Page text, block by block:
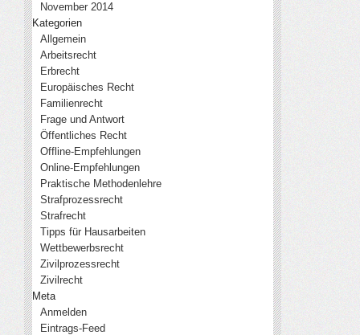
November 2014
Kategorien
Allgemein
Arbeitsrecht
Erbrecht
Europäisches Recht
Familienrecht
Frage und Antwort
Öffentliches Recht
Offline-Empfehlungen
Online-Empfehlungen
Praktische Methodenlehre
Strafprozessrecht
Strafrecht
Tipps für Hausarbeiten
Wettbewerbsrecht
Zivilprozessrecht
Zivilrecht
Meta
Anmelden
Eintrags-Feed